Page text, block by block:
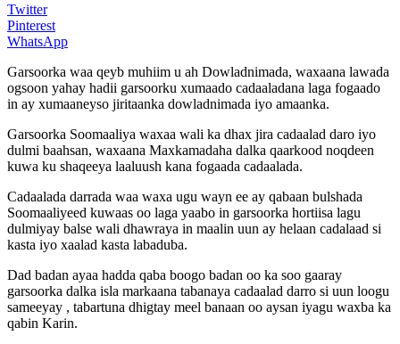
Twitter
Pinterest
WhatsApp
Garsoorka waa qeyb muhiim u ah Dowladnimada, waxaana lawada
ogsoon yahay hadii garsoorku xumaado cadaaladana laga fogaado
in ay xumaaneyso jiritaanka dowladnimada iyo amaanka.
Garsoorka Soomaaliya waxaa wali ka dhax jira cadaalad daro iyo
dulmi baahsan, waxaana Maxkamadaha dalka qaarkood noqdeen
kuwa ku shaqeeya laaluush kana fogaada cadaalada.
Cadaalada darrada waa waxa ugu wayn ee ay qabaan bulshada
Soomaaliyeed kuwaas oo laga yaabo in garsoorka hortiisa lagu
dulmiyay balse wali dhawraya in maalin uun ay helaan cadalaad si
kasta iyo xaalad kasta labaduba.
Dad badan ayaa hadda qaba boogo badan oo ka soo gaaray
garsoorka dalka isla markaana tabanaya cadaalad darro si uun loogu
sameeyay , tabartuna dhigtay meel banaan oo aysan iyagu waxba ka
qabin Karin.